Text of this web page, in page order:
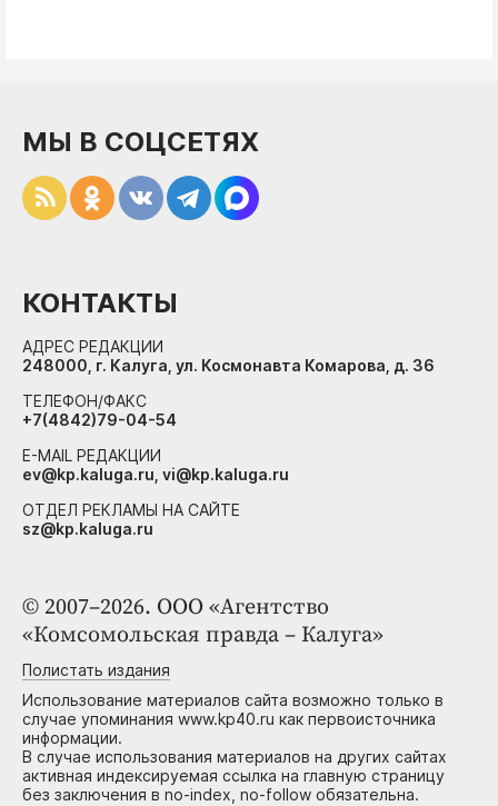
© 2007–2026. ООО «Агентство
«Комсомольская правда – Калуга»
Полистать издания
Использование материалов сайта возможно только в
случае упоминания www.kp40.ru как первоисточника
информации.
В случае использования материалов на других сайтах
активная индексируемая ссылка на главную страницу
без заключения в no-index, no-follow обязательна.
МЫ В СОЦСЕТЯХ
КОНТАКТЫ
АДРЕС РЕДАКЦИИ
248000, г. Калуга, ул. Космонавта Комарова, д. 36
ТЕЛЕФОН/ФАКС
+7(4842)79-04-54
E-MAIL РЕДАКЦИИ
ev@kp.kaluga.ru, vi@kp.kaluga.ru
ОТДЕЛ РЕКЛАМЫ НА САЙТЕ
sz@kp.kaluga.ru